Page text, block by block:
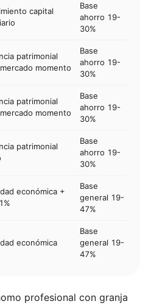
capital
Base
ahorro 19-
30%
patrimonial
momento
Base
ahorro 19-
30%
patrimonial
momento
Base
ahorro 19-
30%
patrimonial
Base
ahorro 19-
30%
económica +
Base
general 19-
47%
económica
Base
general 19-
47%
profesional con granja